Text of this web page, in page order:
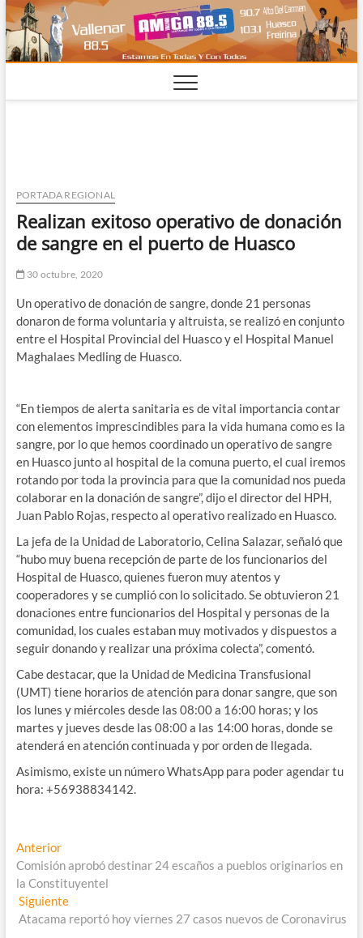
Saltar
al
contenido
PORTADA REGIONAL
Realizan exitoso operativo de donación
de sangre en el puerto de Huasco
30 octubre, 2020
Un operativo de donación de sangre, donde 21 personas
donaron de forma voluntaria y altruista, se realizó en conjunto
entre el Hospital Provincial del Huasco y el Hospital Manuel
Maghalaes Medling de Huasco.
“En tiempos de alerta sanitaria es de vital importancia contar
con elementos imprescindibles para la vida humana como es la
sangre, por lo que hemos coordinado un operativo de sangre
en Huasco junto al hospital de la comuna puerto, el cual iremos
rotando por toda la provincia para que la comunidad nos pueda
colaborar en la donación de sangre”, dijo el director del HPH,
Juan Pablo Rojas, respecto al operativo realizado en Huasco.
La jefa de la Unidad de Laboratorio, Celina Salazar, señaló que
“hubo muy buena recepción de parte de los funcionarios del
Hospital de Huasco, quienes fueron muy atentos y
cooperadores y se cumplió con lo solicitado. Se obtuvieron 21
donaciones entre funcionarios del Hospital y personas de la
comunidad, los cuales estaban muy motivados y dispuestos a
seguir donando y realizar una próxima colecta”, comentó.
Cabe destacar, que la Unidad de Medicina Transfusional
(UMT) tiene horarios de atención para donar sangre, que son
los lunes y miércoles desde las 08:00 a 16:00 horas; y los
martes y jueves desde las 08:00 a las 14:00 horas, donde se
atenderá en atención continuada y por orden de llegada.
Asimismo, existe un número WhatsApp para poder agendar tu
hora: +56938834142.
Navegación
de
entradas
AnteriorEntrada
anterior:
Comisión aprobó destinar 24 escaños a pueblos originarios en
la Constituyentel
SiguienteEntrada
siguiente:
Atacama reportó hoy viernes 27 casos nuevos de Coronavirus